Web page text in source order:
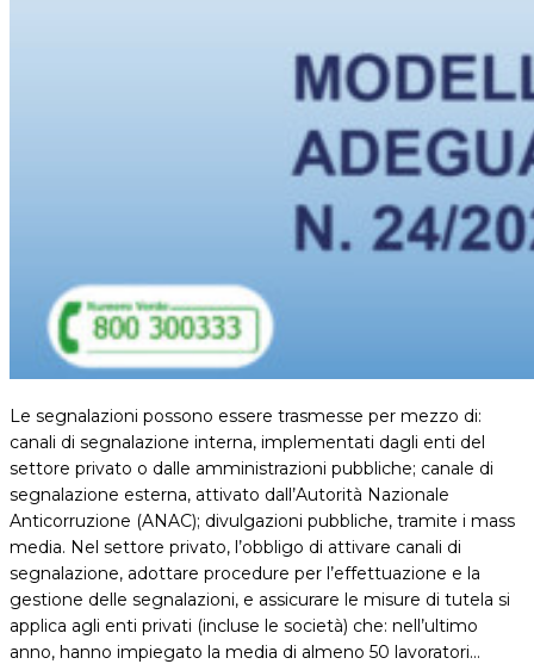
Le segnalazioni possono essere trasmesse per mezzo di:
canali di segnalazione interna, implementati dagli enti del
settore privato o dalle amministrazioni pubbliche; canale di
segnalazione esterna, attivato dall’Autorità Nazionale
Anticorruzione (ANAC); divulgazioni pubbliche, tramite i mass
media. Nel settore privato, l’obbligo di attivare canali di
segnalazione, adottare procedure per l’effettuazione e la
gestione delle segnalazioni, e assicurare le misure di tutela si
applica agli enti privati (incluse le società) che: nell’ultimo
anno, hanno impiegato la media di almeno 50 lavoratori…